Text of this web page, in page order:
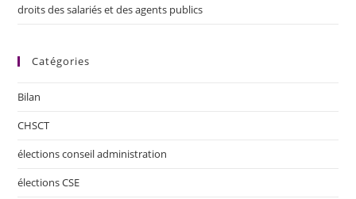
droits des salariés et des agents publics
Catégories
Bilan
CHSCT
élections conseil administration
élections CSE